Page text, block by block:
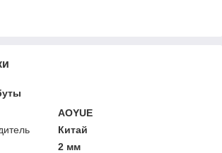
AOYUE
Китай
2 мм